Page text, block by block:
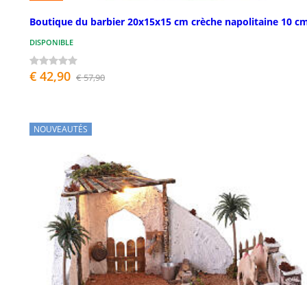
Boutique du barbier 20x15x15 cm crèche napolitaine 10
DISPONIBLE
€ 42,90 € 57,90
NOUVEAUTÉS